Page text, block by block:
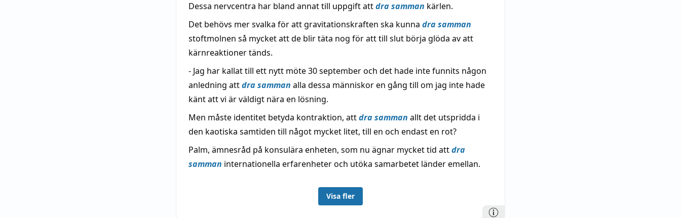
Dessa nervcentra har bland annat till uppgift attdra samman kärlen.
Det behövs mer svalka för att gravitationskraften ska kunna dra samman
stoftmolnen så mycket att de blir täta nog för att till slut börja glöda av att
kärnreaktioner tänds.
- Jag har kallat till ett nytt möte 30 september och det hade inte funnits någon
anledning attdra samman alla dessa människor en gång till om jag inte hade
känt att vi är väldigt nära en lösning.
Men måste identitet betyda kontraktion, attdra samman allt det utspridda i
den kaotiska samtiden till något mycket litet, till en och endast en rot?
Palm, ämnesråd på konsulära enheten, som nu ägnar mycket tid attdra
samman internationella erfarenheter och utöka samarbetet länder emellan.
Visa fler